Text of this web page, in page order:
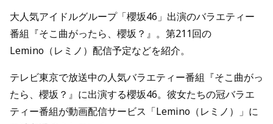
大人気アイドルグループ「櫻坂46」出演のバラエティー
番組『そこ曲がったら、櫻坂？』。第211回の
Lemino（レミノ）配信予定などを紹介。
テレビ東京で放送中の人気バラエティー番組『そこ曲がっ
たら、櫻坂？』に出演する櫻坂46。彼女たちの冠バラエ
ティー番組が動画配信サービス「Lemino（レミノ）」に